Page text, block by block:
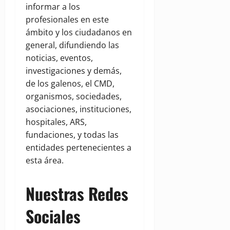
informar a los
profesionales en este
ámbito y los ciudadanos en
general, difundiendo las
noticias, eventos,
investigaciones y demás,
de los galenos, el CMD,
organismos, sociedades,
asociaciones, instituciones,
hospitales, ARS,
fundaciones, y todas las
entidades pertenecientes a
esta área.
Nuestras Redes
Sociales